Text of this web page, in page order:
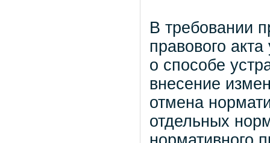
В требовании
правового
о способе
внесение
отмена
отдельных